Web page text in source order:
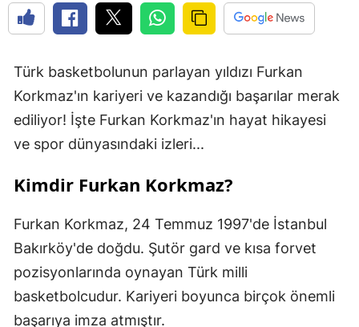
Türk basketbolunun parlayan yıldızı Furkan
Korkmaz'ın kariyeri ve kazandığı başarılar merak
ediliyor! İşte Furkan Korkmaz'ın hayat hikayesi
ve spor dünyasındaki izleri...
Kimdir Furkan Korkmaz?
Furkan Korkmaz, 24 Temmuz 1997'de İstanbul
Bakırköy'de doğdu. Şutör gard ve kısa forvet
pozisyonlarında oynayan Türk milli
basketbolcudur. Kariyeri boyunca birçok önemli
başarıya imza atmıştır.